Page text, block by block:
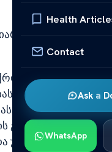
Health
Contact
Ask a
WhatsApp
ვიდრე
ყოველთვის
. , და სისუსტეზე
გულის ჭურჭელი
უფრო